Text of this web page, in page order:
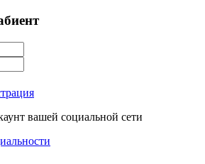
вашей социальной сети